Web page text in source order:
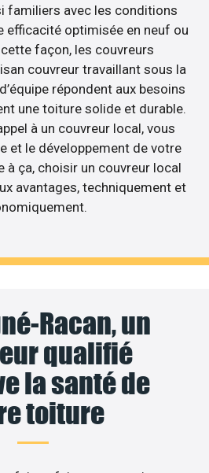
familiers avec les conditions
efficacité optimisée en neuf ou
façon, les couvreurs
couvreur travaillant sous la
répondent aux besoins
une toiture solide et durable.
à un couvreur local, vous
et le développement de votre
à ça, choisir un couvreur local
avantages, techniquement et
Racan, un
qualifié
la santé de
toiture